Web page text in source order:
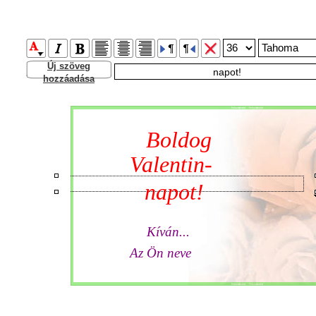
Új szöveg
hozzáadása
Boldog
Kíván...
Az Ön neve
Valentin-
napot!
Felszabdal Felszabdal
Felszabdal Felszabdal